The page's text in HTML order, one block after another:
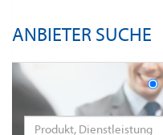
ANBIETER SUCHE